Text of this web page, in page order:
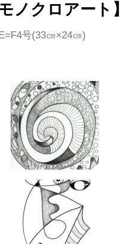
モノクロアート】
号(33㎝×24㎝)